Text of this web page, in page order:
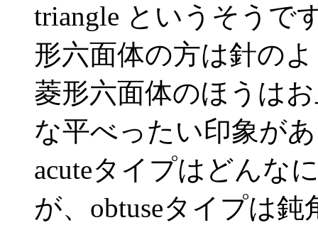
triangle というそうで
形六面体の方は針の
菱形六面体のほうは
な平べったい印象が
acuteタイプはどんな
が、obtuseタイプは